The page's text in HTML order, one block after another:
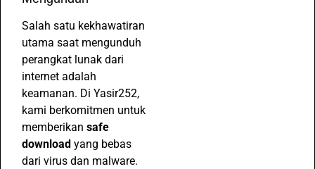
Salah satu kekhawatiran
utama saat mengunduh
perangkat lunak dari
internet adalah
keamanan. Di Yasir252,
kami berkomitmen untuk
memberikan safe
download yang bebas
dari virus dan malware.